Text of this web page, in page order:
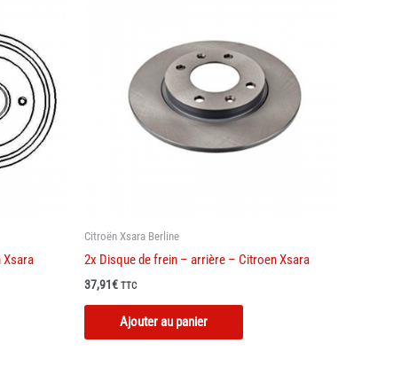
Xsara
Citroën Xsara Berline
2x Disque de frein – arrière – Citroen Xsara
37,91€ TTC
Ajouter au panier